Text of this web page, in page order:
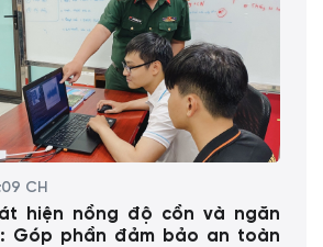
CH
hiện nồng độ cồn và ngăn
Góp phần đảm bảo an toàn